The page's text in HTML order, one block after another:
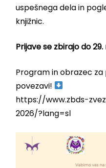
uspešnega dela in
knjižnic.
Prijave se zbirajo do
Program in obrazec za
povezavi!
https://www.zbds-
2026/?lang=sl